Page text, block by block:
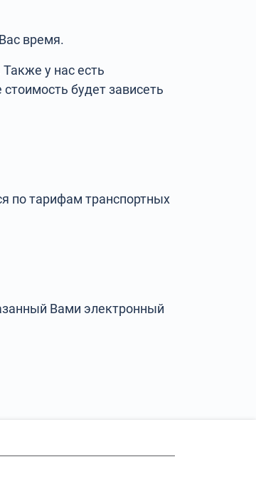
время.
у нас есть
будет зависеть
по тарифам транспортных
Вами электронный